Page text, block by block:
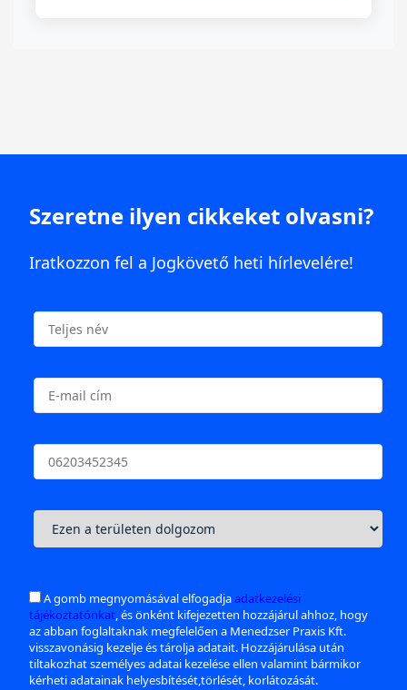
Szeretne ilyen cikkeket olvasni?
Iratkozzon fel a Jogkövető heti hírlevelére!
A gomb megnyomásával elfogadjaadatkezelési
tájékoztatónkat, és önként kifejezetten hozzájárul ahhoz, hogy
az abban foglaltaknak megfelelően a Menedzser Praxis Kft.
visszavonásig kezelje és tárolja adatait. Hozzájárulása után
tiltakozhat személyes adatai kezelése ellen valamint bármikor
kérheti adatainak helyesbítését,törlését, korlátozását.